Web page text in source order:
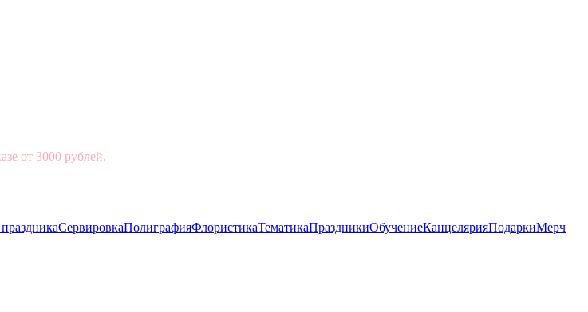
от 3000 рублей.
СервировкаПолиграфияФлористикаТематикаПраздникиОбучениеКанцелярияПодаркиМерч